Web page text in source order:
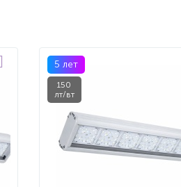
5 лет
150
лт/вт